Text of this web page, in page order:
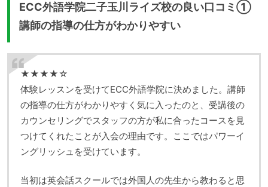
ECC外語学院二子玉川ライズ校の良い口コミ①
講師の指導の仕方がわかりやすい
★★★★☆
体験レッスンを受けてECC外語学院に決めました。講師
の指導の仕方がわかりやすく気に入ったのと、受講後の
カウンセリングでスタッフの方が私に合ったコースを見
つけてくれたことが入会の理由です。ここではパワーイ
ングリッシュを受けています。
当初は英会話スクールでは外国人の先生から教わると思